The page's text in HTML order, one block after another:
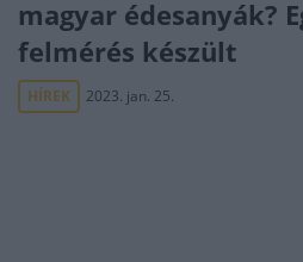
magyar édesanyák?
felmérés készült
HÍREK 2023. jan. 25.